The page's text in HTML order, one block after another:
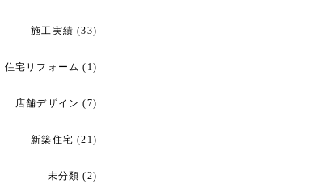
施工実績 (33)
住宅リフォーム (1)
店舗デザイン (7)
新築住宅 (21)
未分類 (2)